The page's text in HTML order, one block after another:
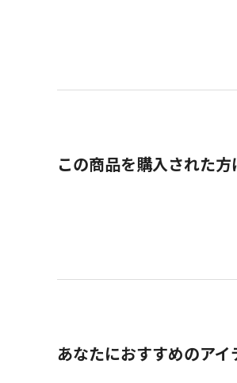
この商品を購入された方
あなたにおすすめのアイ